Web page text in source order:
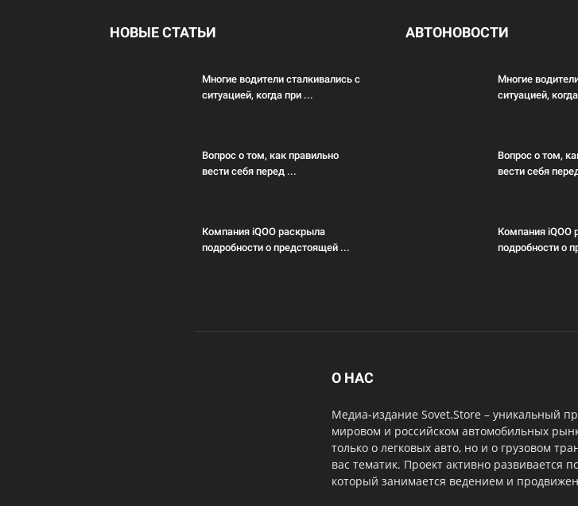
НОВЫЕ СТАТЬИ
Многие водители сталкивались с
ситуацией, когда при ...
Вопрос о том, как правильно
вести себя перед ...
Компания iQOO раскрыла
подробности о предстоящей ...
АВТОНОВОСТИ
Многие
ситуацией,
Вопрос о том,
вести себя
Компания iQOO
подробности о
О НАС
Медиа-издание Sovet.Store – уникальный
мировом и российском автомобильных
только о легковых авто, но и о грузовом
вас тематик. Проект активно развивается
который занимается ведением и